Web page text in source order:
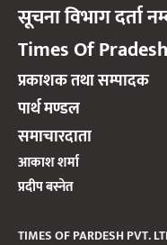
सूचना विभाग दर्ता
Times Of Pradesh
प्रकाशक तथा सम्पादक
पार्थ मण्डल
समाचारदाता
आकाश शर्मा
प्रदीप बस्नेत
TIMES OF PARDESH PVT.